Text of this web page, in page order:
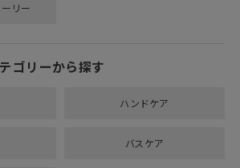
リー
ゴリーから探す
ハンドケア
バスケア